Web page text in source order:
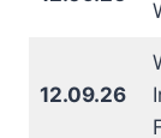
12.09.26